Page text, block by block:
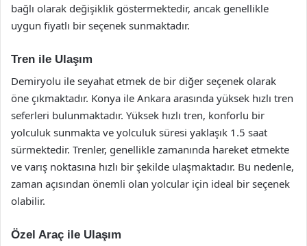
bağlı olarak değişiklik göstermektedir, ancak genellikle
uygun fiyatlı bir seçenek sunmaktadır.
Tren ile Ulaşım
Demiryolu ile seyahat etmek de bir diğer seçenek olarak
öne çıkmaktadır. Konya ile Ankara arasında yüksek hızlı tren
seferleri bulunmaktadır. Yüksek hızlı tren, konforlu bir
yolculuk sunmakta ve yolculuk süresi yaklaşık 1.5 saat
sürmektedir. Trenler, genellikle zamanında hareket etmekte
ve varış noktasına hızlı bir şekilde ulaşmaktadır. Bu nedenle,
zaman açısından önemli olan yolcular için ideal bir seçenek
olabilir.
Özel Araç ile Ulaşım